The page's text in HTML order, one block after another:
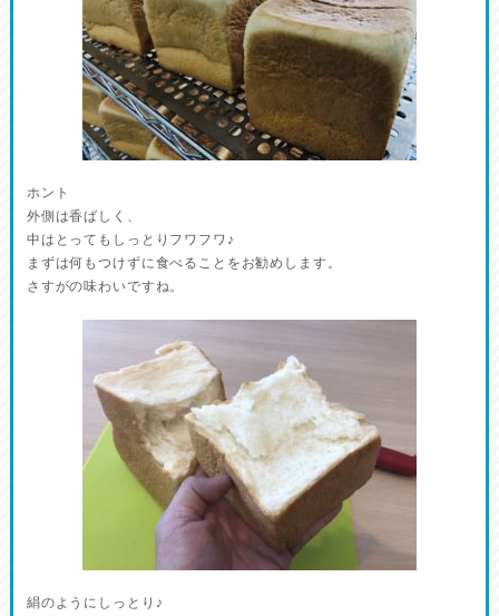
ホント
外側は香ばしく、
中はとってもしっとりフワフワ♪
まずは何もつけずに食べることをお勧めします。
さすがの味わいですね。
絹のようにしっとり♪